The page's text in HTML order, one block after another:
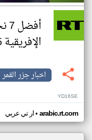
الإفريقية 2025
اخبار جزر القمر
YD16SE
ار تي عربي• arabic.rt.com